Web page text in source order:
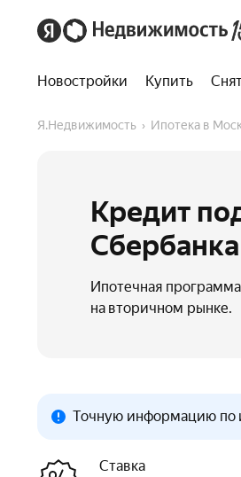
Новостройки Купить
Я.Недвижимость Ипотека в
Кредит
Ипотечная
на вторичном рынке.
Точную информацию по
Ставка